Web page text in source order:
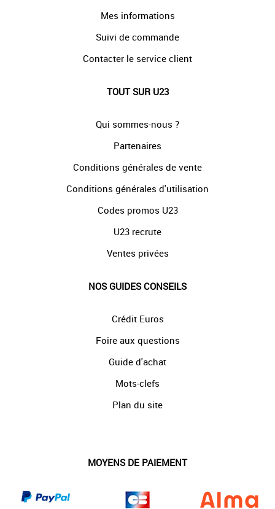
Mes informations
Suivi de commande
Contacter le service client
TOUT SUR U23
Qui sommes-nous ?
Partenaires
Conditions générales de vente
Conditions générales d'utilisation
Codes promos U23
U23 recrute
Ventes privées
NOS GUIDES CONSEILS
Crédit Euros
Foire aux questions
Guide d'achat
Mots-clefs
Plan du site
MOYENS DE PAIEMENT